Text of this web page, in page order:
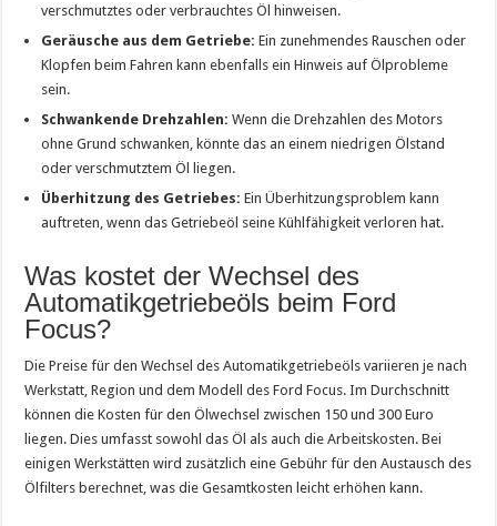
verschmutztes oder verbrauchtes Öl hinweisen.
Geräusche aus dem Getriebe: Ein zunehmendes Rauschen oder
Klopfen beim Fahren kann ebenfalls ein Hinweis auf Ölprobleme
sein.
Schwankende Drehzahlen: Wenn die Drehzahlen des Motors
ohne Grund schwanken, könnte das an einem niedrigen Ölstand
oder verschmutztem Öl liegen.
Überhitzung des Getriebes: Ein Überhitzungsproblem kann
auftreten, wenn das Getriebeöl seine Kühlfähigkeit verloren hat.
Was kostet der Wechsel des
Automatikgetriebeöls beim Ford
Focus?
Die Preise für den Wechsel des Automatikgetriebeöls variieren je nach
Werkstatt, Region und dem Modell des Ford Focus. Im Durchschnitt
können die Kosten für den Ölwechsel zwischen 150 und 300 Euro
liegen. Dies umfasst sowohl das Öl als auch die Arbeitskosten. Bei
einigen Werkstätten wird zusätzlich eine Gebühr für den Austausch des
Ölfilters berechnet, was die Gesamtkosten leicht erhöhen kann.